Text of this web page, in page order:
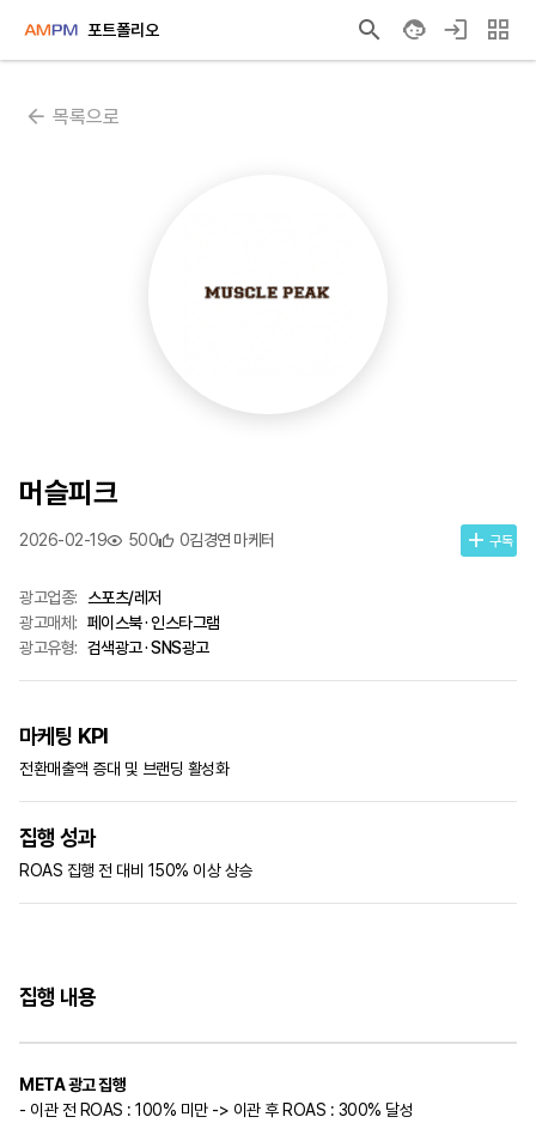
포트폴리오
목록으로
머슬피크
2026-02-19 500 0김경연 마케터 구독
광고업종: 스포츠/레저
광고매체: 페이스북 · 인스타그램
광고유형: 검색광고 · SNS광고
마케팅 KPI
전환매출액 증대 및 브랜딩 활성화
집행 성과
ROAS 집행 전 대비 150% 이상 상승
집행 내용
META 광고 집행
- 이관 전 ROAS : 100% 미만 -> 이관 후 ROAS : 300% 달성